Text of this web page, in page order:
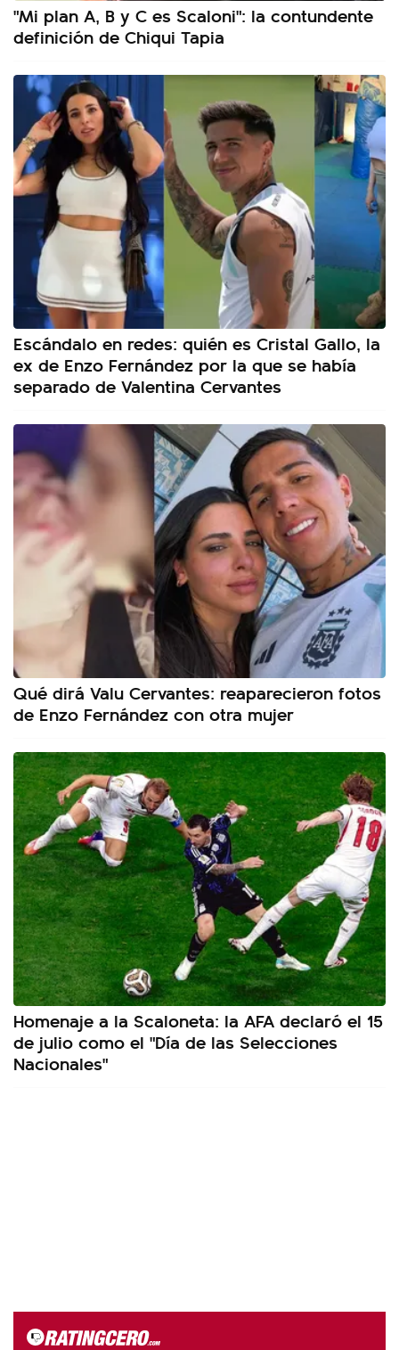
"Mi plan A, B y C es Scaloni": la contundente
definición de Chiqui Tapia
Escándalo en redes: quién es Cristal Gallo, la
ex de Enzo Fernández por la que se había
separado de Valentina Cervantes
Qué dirá Valu Cervantes: reaparecieron fotos
de Enzo Fernández con otra mujer
Homenaje a la Scaloneta: la AFA declaró el 15
de julio como el "Día de las Selecciones
Nacionales"